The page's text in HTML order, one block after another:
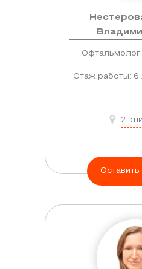
Офтальмолог
Стаж работы: 6
2
Оставить